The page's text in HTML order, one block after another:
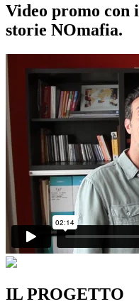
Video promo con
storie NOmafia.
IL PROGETTO